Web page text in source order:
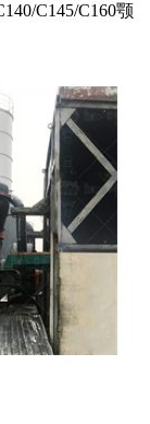
C145/C160颚